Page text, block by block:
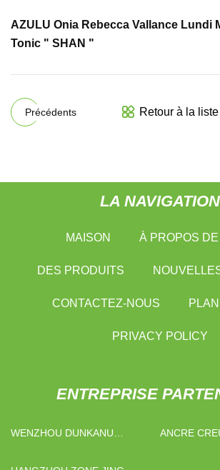
AZULU Onia Rebecca Vallance Lundi
Tonic " SHAN "
Précédents Retour à la liste
LA NAVIGATION
MAISON À PROPOS
DES PRODUITS
CONTACTEZ-NOUS
PRIVACY POLICY
ENTREPRISE
WENZHOU DUNKANU
ANCRE